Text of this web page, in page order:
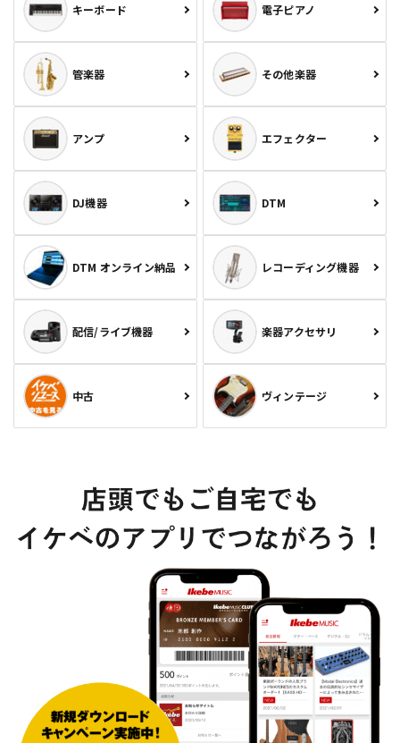
キーボード 電子ピアノ
管楽器 その他楽器
アンプ エフェクター
DJ機器 DTM
DTM オンライン納品 レコーディング機器
配信/ライブ機器 楽器アクセサリ
中古 ヴィンテージ